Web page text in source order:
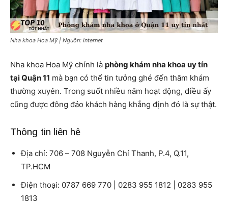
Nha khoa Hoa Mỹ | Nguồn: Internet
Nha khoa Hoa Mỹ chính là phòng khám nha khoa uy tín
tại Quận 11 mà bạn có thể tin tưởng ghé đến thăm khám
thường xuyên. Trong suốt nhiều năm hoạt động, điều ấy
cũng được đông đảo khách hàng khẳng định đó là sự thật.
Thông tin liên hệ
Địa chỉ: 706 – 708 Nguyễn Chí Thanh, P.4, Q.11,
TP.HCM
Điện thoại: 0787 669 770 | 0283 955 1812 | 0283 955
1813